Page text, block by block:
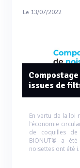
Le 13/07/2022
issues de
En vertu de la loi
l’économie
de coquilles
BIONUT® a
noisettes ont été